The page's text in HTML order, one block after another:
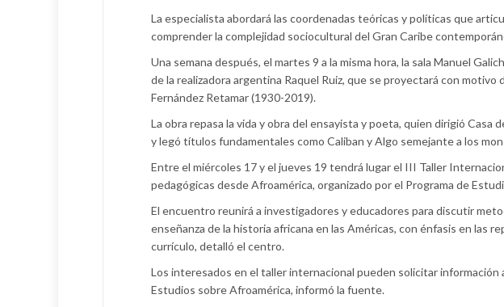
La especialista abordará las coordenadas teóricas y políticas que
comprender la complejidad sociocultural del Gran Caribe
Una semana después, el martes 9 a la misma hora, la sala Manuel
de la realizadora argentina Raquel Ruiz, que se proyectará con
Fernández Retamar (1930-2019).
La obra repasa la vida y obra del ensayista y poeta, quien dirigió Casa
y legó títulos fundamentales como Caliban y Algo semejante a los
Entre el miércoles 17 y el jueves 19 tendrá lugar el III Taller
pedagógicas desde Afroamérica, organizado por el Programa de
El encuentro reunirá a investigadores y educadores para discutir
enseñanza de la historia africana en las Américas, con énfasis en las
currículo, detalló el centro.
Los interesados en el taller internacional pueden solicitar
Estudios sobre Afroamérica, informó la fuente.